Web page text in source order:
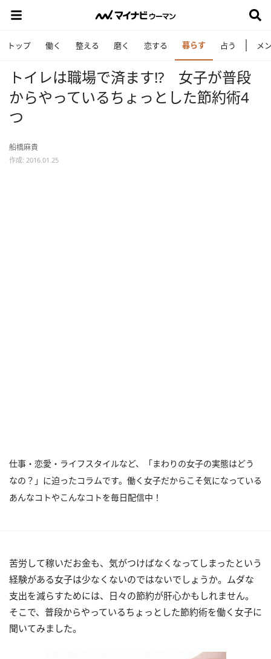
トップ 働く 整える 磨く 恋する 暮らす 占う メ
トイレは職場で済ます!? 女子が普段
からやっているちょっとした節約術4
つ
船橋麻貴
作成: 2016.01.25
仕事・恋愛・ライフスタイルなど、「まわりの女子の実態はどう
なの？」に迫ったコラムです。働く女子だからこそ気になっている
あんなコトやこんなコトを毎日配信中！
苦労して稼いだお金も、気がつけばなくなってしまったという
経験がある女子は少なくないのではないでしょうか。ムダな
支出を減らすためには、日々の節約が肝心かもしれません。
そこで、普段からやっているちょっとした節約術を働く女子に
聞いてみました。